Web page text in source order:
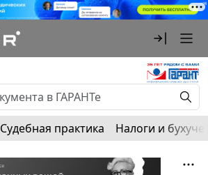
Судебная практика Налоги и